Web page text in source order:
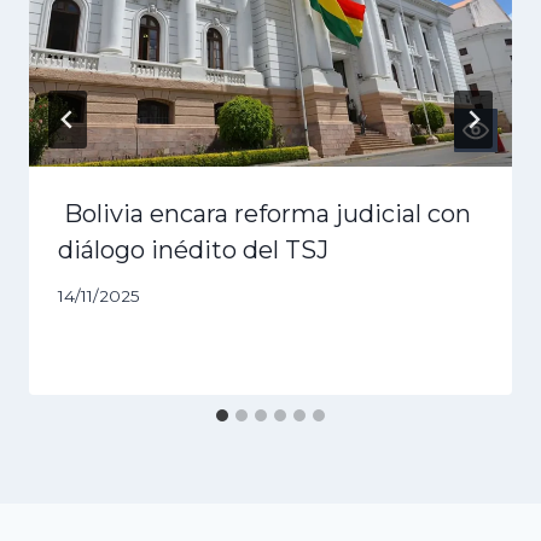
Bolivia encara reforma judicial con
diálogo inédito del TSJ
14/11/2025